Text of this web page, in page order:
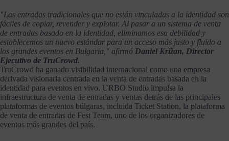
"Las entradas tradicionales que no están vinculadas a la identidad son
fáciles de copiar, revender y explotar. Al pasar a un sistema de venta
de entradas basado en la identidad, eliminamos esa debilidad y
establecemos un nuevo estándar para un acceso más justo y fluido a
los grandes eventos en Bulgaria," afirmó Daniel Križan, Director
Ejecutivo de TruCrowd.
TruCrowd ha ganado visibilidad internacional como una empresa
derivada visionaria centrada en la venta de entradas basada en la
identidad para eventos en vivo. URBO Studio impulsa la
infraestructura de venta de entradas y ventas detrás de las principales
plataformas de eventos búlgaras, incluida Ticket Station, la plataforma
de venta de entradas de Fest Team, uno de los organizadores de
eventos más grandes del país.